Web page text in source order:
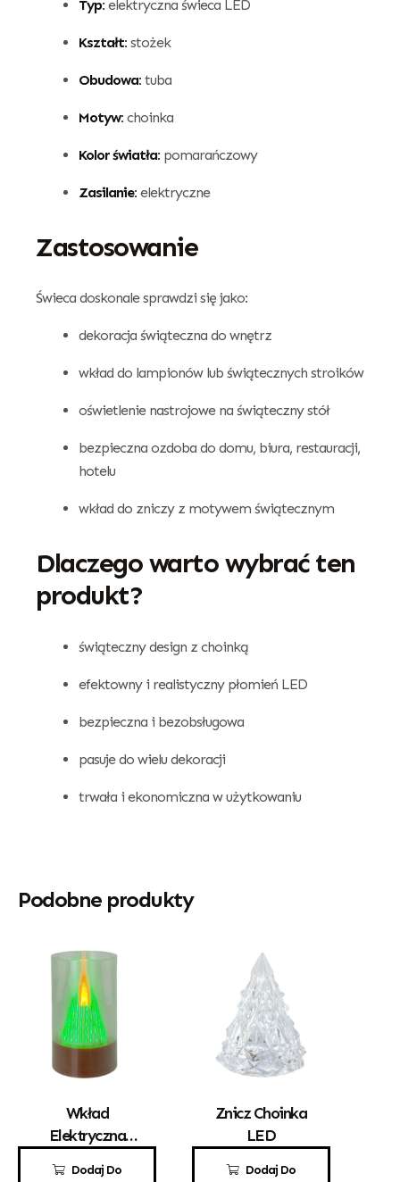
Typ: elektryczna świeca LED
Kształt: stożek
Obudowa: tuba
Motyw: choinka
Kolor światła: pomarańczowy
Zasilanie: elektryczne
Zastosowanie
Świeca doskonale sprawdzi się jako:
dekoracja świąteczna do wnętrz
wkład do lampionów lub świątecznych stroików
oświetlenie nastrojowe na świąteczny stół
bezpieczna ozdoba do domu, biura, restauracji,
hotelu
wkład do zniczy z motywem świątecznym
Dlaczego warto wybrać ten
produkt?
świąteczny design z choinką
efektowny i realistyczny płomień LED
bezpieczna i bezobsługowa
pasuje do wielu dekoracji
trwała i ekonomiczna w użytkowaniu
Podobne produkty
Dodaj Do
Wkład
Elektryczna
25,00 zł
Dodaj Do
Znicz Choinka
LED
10,00 zł